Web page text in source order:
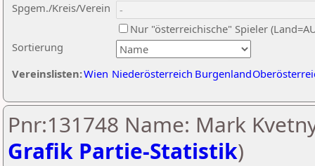
Sortierung
Spgem./Kreis/Verein
Nur "österreichische" Spieler
Vereinslisten:Wien Niederösterreich Burgenland
Pnr:131748 Name: Mark
Grafik Partie-Statistik)